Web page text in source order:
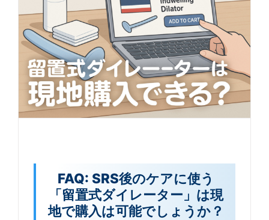
FAQ: SRS後のケアに使う
「留置式ダイレーター」は現
地で購入は可能でしょうか？